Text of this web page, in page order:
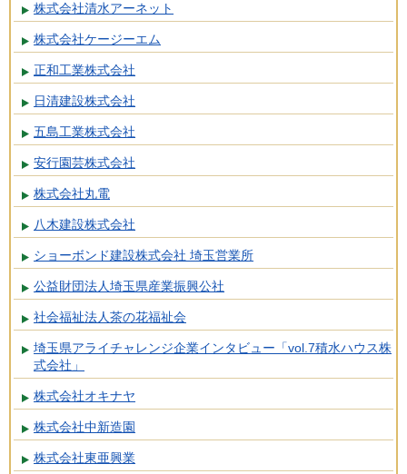
株式会社清水アーネット
株式会社ケージーエム
正和工業株式会社
日清建設株式会社
五島工業株式会社
安行園芸株式会社
株式会社丸電
八木建設株式会社
ショーボンド建設株式会社 埼玉営業所
公益財団法人埼玉県産業振興公社
社会福祉法人茶の花福祉会
埼玉県アライチャレンジ企業インタビュー「vol.7積水ハウス株
式会社」
株式会社オキナヤ
株式会社中新造園
株式会社東亜興業